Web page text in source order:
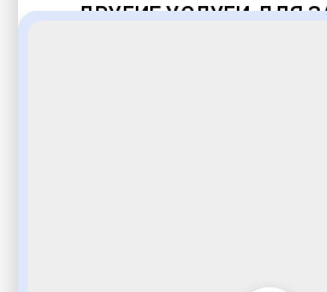
ДРУГИЕ УСЛУГИ ДЛЯ